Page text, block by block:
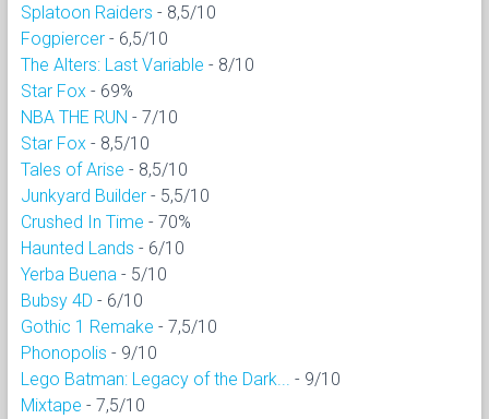
Splatoon Raiders - 8,5/10
Fogpiercer - 6,5/10
The Alters: Last Variable - 8/10
Star Fox - 69%
NBA THE RUN - 7/10
Star Fox - 8,5/10
Tales of Arise - 8,5/10
Junkyard Builder - 5,5/10
Crushed In Time - 70%
Haunted Lands - 6/10
Yerba Buena - 5/10
Bubsy 4D - 6/10
Gothic 1 Remake - 7,5/10
Phonopolis - 9/10
Lego Batman: Legacy of the Dark...
- 9/10
Mixtape - 7,5/10